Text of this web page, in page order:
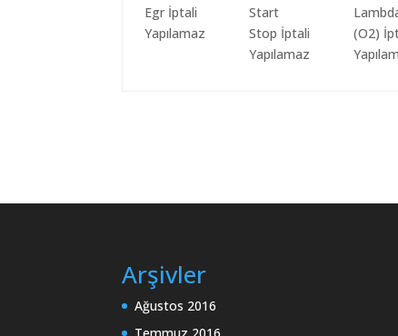
Egr İptali
Yapılamaz
Start
Stop İptali
Yapılamaz
(O2)
Arşivler
Ağustos 2016
Temmuz 2016